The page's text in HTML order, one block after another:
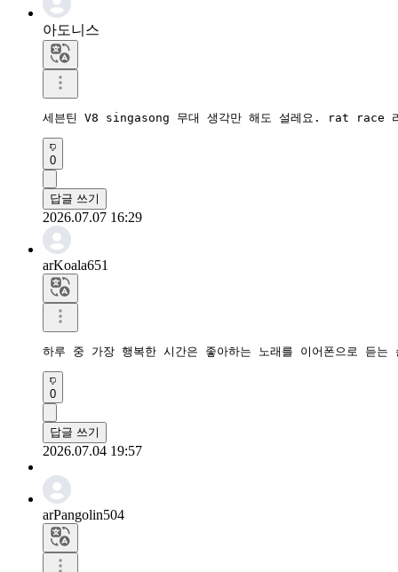
아도니스
세븐틴 V8 singasong 무대 생각만 해도 설레요. rat race
0
답글 쓰기
2026.07.07 16:29
arKoala651
하루 중 가장 행복한 시간은 좋아하는 노래를 이어폰으로 듣는
0
답글 쓰기
2026.07.04 19:57
arPangolin504